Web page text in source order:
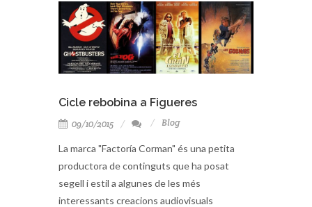
Cicle rebobina a Figueres
09/10/2015 Blog
La marca "Factoría Corman" és una petita
productora de continguts que ha posat
segell i estil a algunes de les més
interessants creacions audiovisuals